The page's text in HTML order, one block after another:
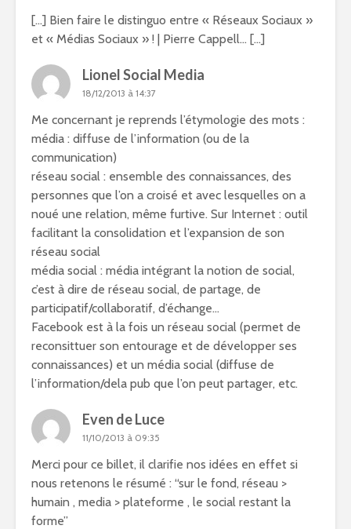
[…] Bien faire le distinguo entre « Réseaux Sociaux »
et « Médias Sociaux » ! | Pierre Cappell… […]
Lionel Social Media
18/12/2013 à 14:37
Me concernant je reprends l’étymologie des mots :
média : diffuse de l’information (ou de la
communication)
réseau social : ensemble des connaissances, des
personnes que l’on a croisé et avec lesquelles on a
noué une relation, même furtive. Sur Internet : outil
facilitant la consolidation et l’expansion de son
réseau social
média social : média intégrant la notion de social,
c’est à dire de réseau social, de partage, de
participatif/collaboratif, d’échange…
Facebook est à la fois un réseau social (permet de
reconsittuer son entourage et de développer ses
connaissances) et un média social (diffuse de
l’information/dela pub que l’on peut partager, etc.
Even de Luce
11/10/2013 à 09:35
Merci pour ce billet, il clarifie nos idées en effet si
nous retenons le résumé : “sur le fond, réseau >
humain , media > plateforme , le social restant la
forme”